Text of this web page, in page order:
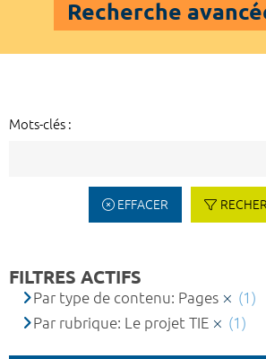
Recherche
Mots-clés :
EFFACER
FILTRES ACTIFS
Par type de contenu: Pages
(1)
Par rubrique: Le projet TIE
(1)